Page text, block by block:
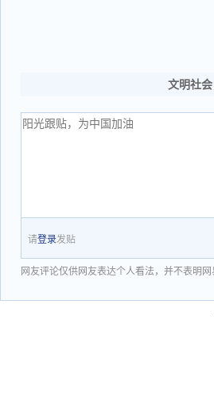
文明社
请登录发贴
网友评论仅供网友表达个人看法，并不表明